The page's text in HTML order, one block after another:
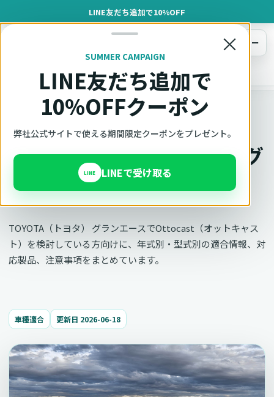
LINE友だち追加で10%OFF
×
SUMMER CAMPAIGN
LINE友だち追加で
10%OFFクーポン
弊社公式サイトで使える期間限定クーポンをプレゼント。
LINE LINEで受け取る
オットキャスト
メニュー
車種適合確認 TOYOTA（トヨタ） グランエース
車種別適合
オットキャスト TOYOTA グ
ランエースの適合確認
TOYOTA（トヨタ） グランエースでOttocast（オットキャス
ト）を検討している方向けに、年式別・型式別の適合情報、対
応製品、注意事項をまとめています。
車種適合 更新日 2026-06-18